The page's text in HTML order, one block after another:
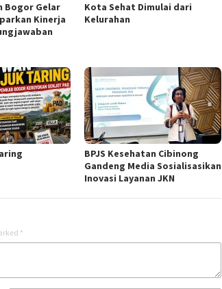
Bogor Gelar
Kinerja
Kota Sehat Dimulai dari
Kelurahan
BPJS Kesehatan Cibinong
Gandeng Media Sosialisasikan
Inovasi Layanan JKN
*